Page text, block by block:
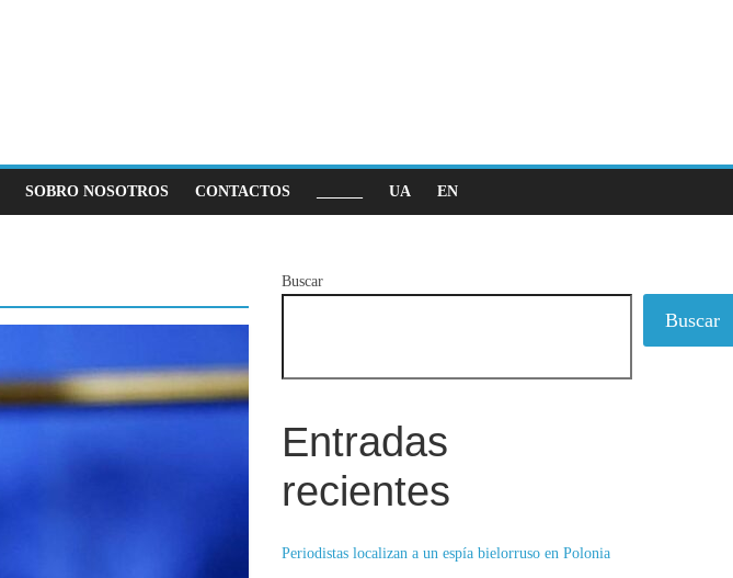
SOBRO NOSOTROS CONTACTOS UA EN
Buscar
Buscar
Entradas
recientes
Periodistas localizan a un espía bielorruso en Polonia